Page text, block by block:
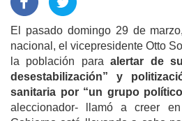
El pasado domingo 29 de
nacional, el vicepresidente Otto
la población paraalertar de
desestabilización” y
sanitaria por “un grupo
aleccionador- llamó a creer